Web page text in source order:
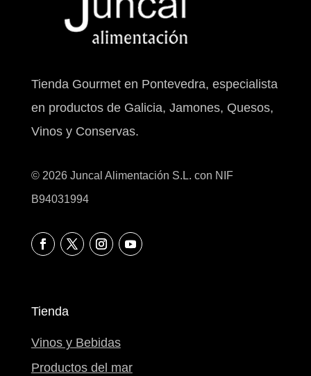
Tienda Gourmet en Pontevedra, especialista
en productos de Galicia, Jamones, Quesos,
Vinos y Conservas.
© 2026 Juncal Alimentación S.L. con NIF
B94031994
Tienda
Vinos y Bebidas
Productos del mar